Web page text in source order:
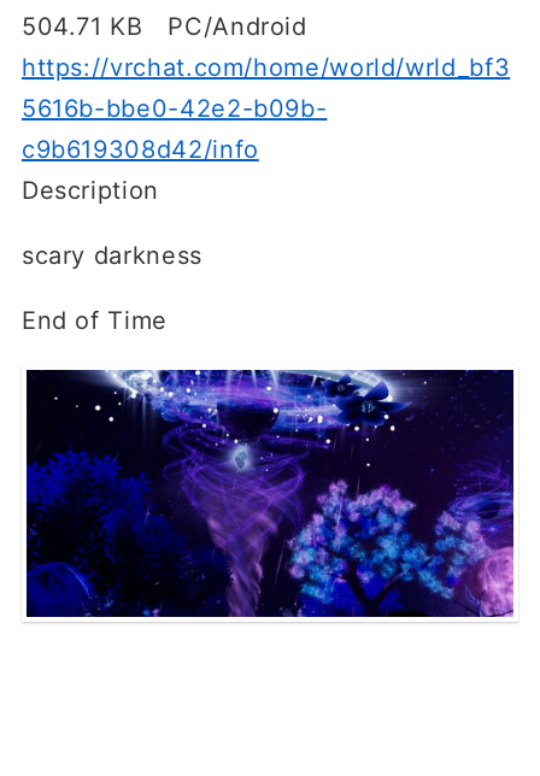
504.71 KB PC/Android
https://vrchat.com/home/world/wrld_bf3
5616b-bbe0-42e2-b09b-
c9b619308d42/info
Description
scary darkness
End of Time